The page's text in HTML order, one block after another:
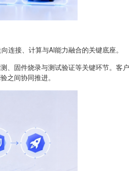
接、计算与AI能力融合的关键底座。
固件烧录与测试验证等关键环节。客
之间协同推进。